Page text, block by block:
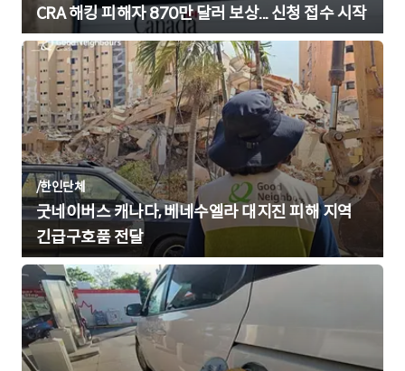
CRA 해킹 피해자 870만 달러 보상... 신청 접수 시작
/한인단체
굿네이버스 캐나다, 베네수엘라 대지진 피해 지역
긴급구호품 전달